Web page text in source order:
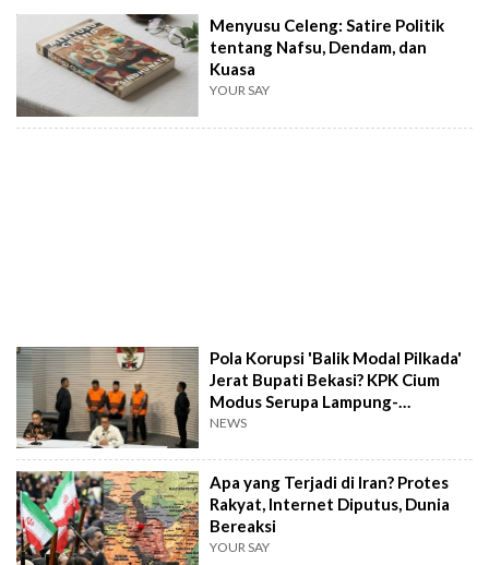
Menyusu Celeng: Satire Politik
tentang Nafsu, Dendam, dan
Kuasa
YOUR SAY
Pola Korupsi 'Balik Modal Pilkada'
Jerat Bupati Bekasi? KPK Cium
Modus Serupa Lampung-
Ponorogo
NEWS
Apa yang Terjadi di Iran? Protes
Rakyat, Internet Diputus, Dunia
Bereaksi
YOUR SAY